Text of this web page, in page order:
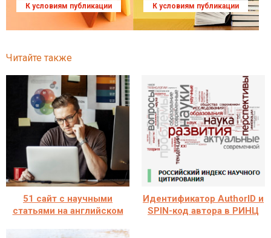
К условиям публикации К условиям публикации
Читайте также
51 сайт с научными
статьями на английском
Идентификатор AuthorID и
SPIN-код автора в РИНЦ